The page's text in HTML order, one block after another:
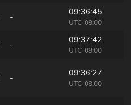
-
09:36:45
UTC-08:00
-
09:37:42
UTC-08:00
-
09:36:27
UTC-08:00